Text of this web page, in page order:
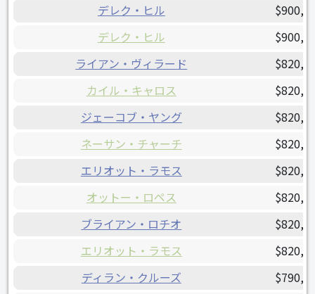
デレク・ヒル
デレク・ヒル
ライアン・ヴィラード
カイル・キャロス
ジェーコブ・ヤング
ネーサン・チャーチ
エリオット・ラモス
オットー・ロペス
ブライアン・ロチオ
エリオット・ラモス
ディラン・クルーズ